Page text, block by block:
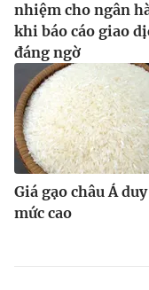
nhiệm cho ngân
khi báo cáo giao
đáng ngờ
Giá gạo châu Á
mức cao